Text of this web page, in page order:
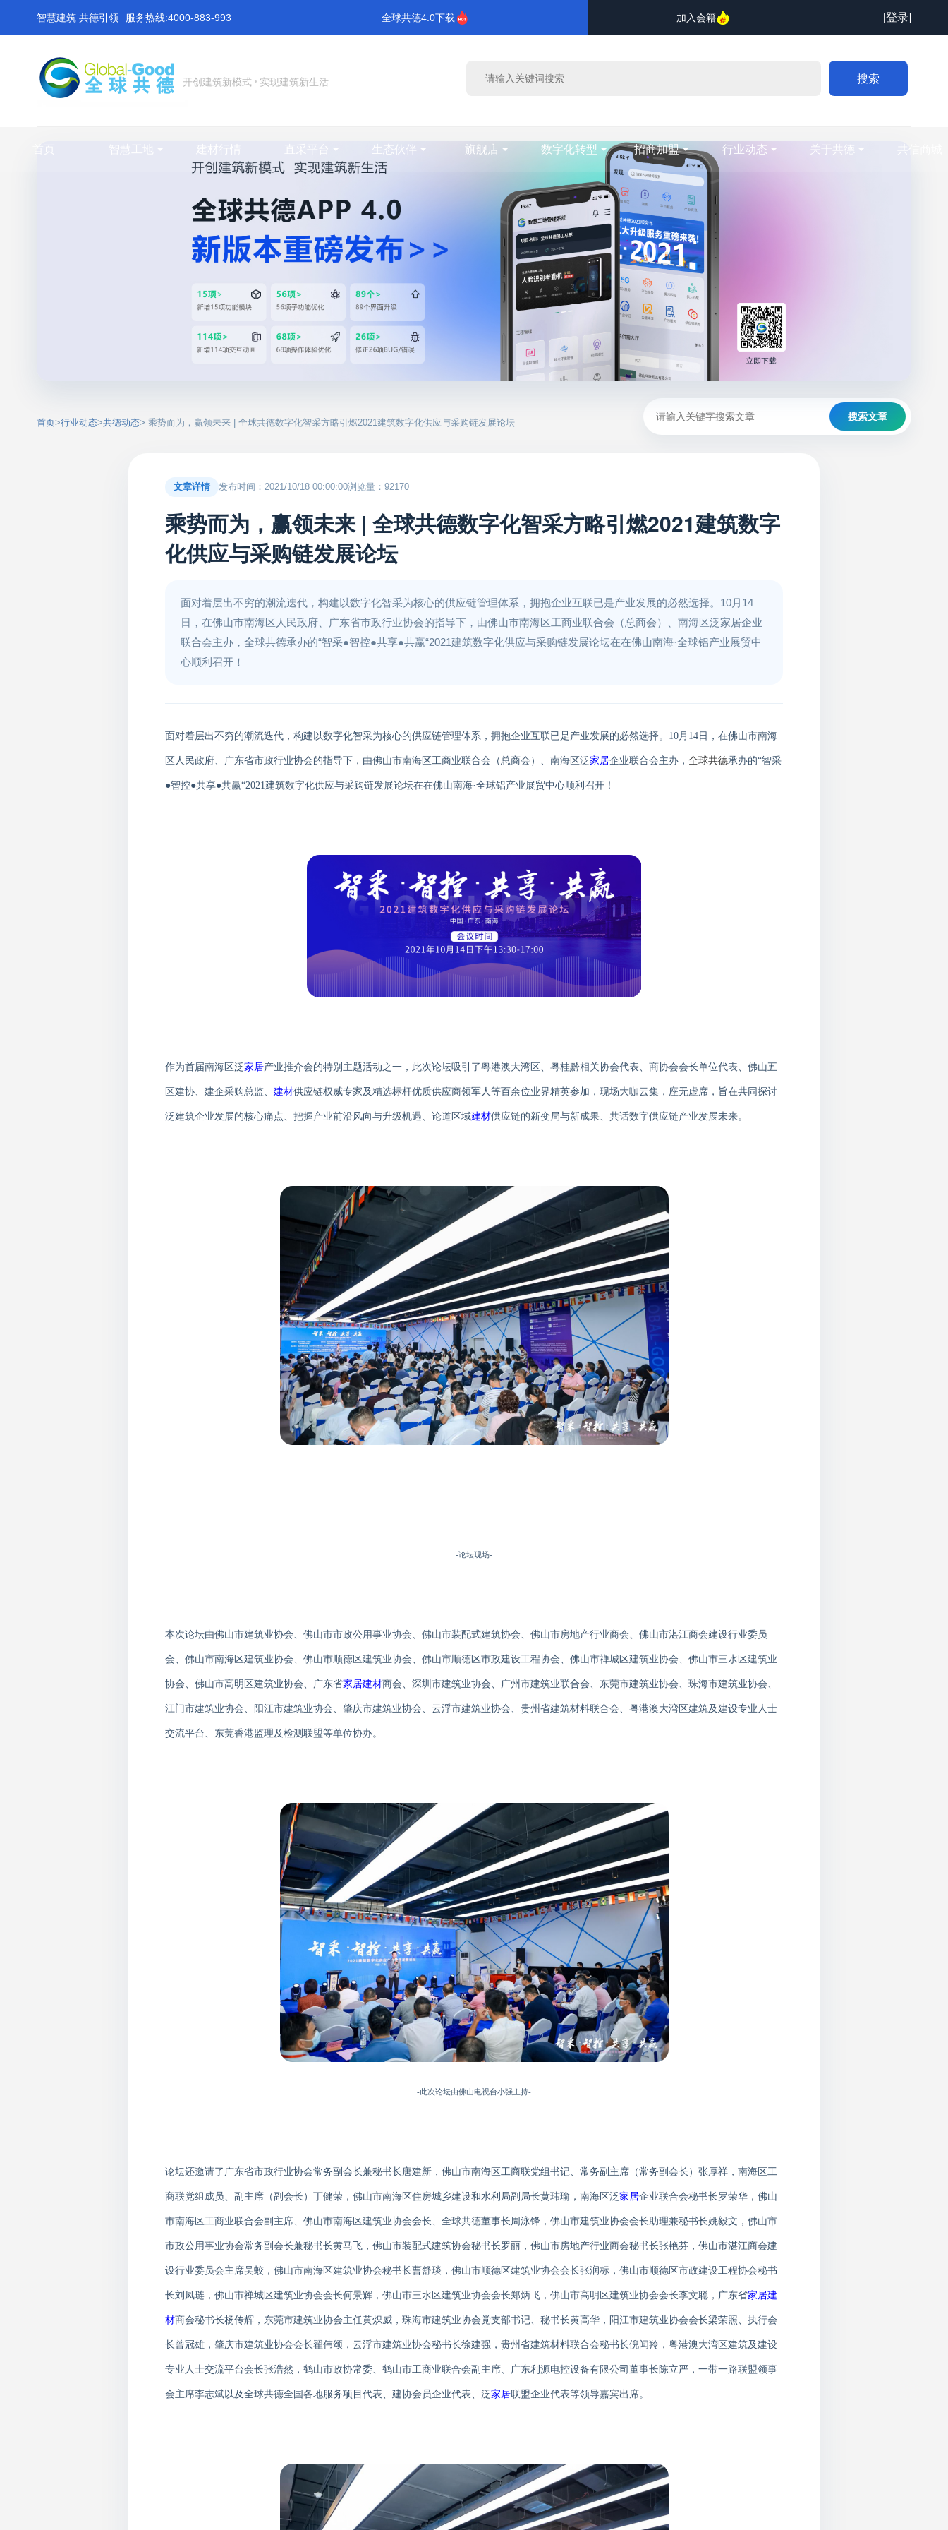
智慧建筑 共德引领 服务热线:4000-883-993 全球共德4.0下载 加入会籍 [登录]
开创建筑新模式 实现建筑新生活 搜索
首页 智慧工地 建材行情 直采平台 生态伙伴 旗舰店 数字化转型 招商加盟 行业动态 关于共德 共信商城
首页>行业动态>共德动态> 乘势而为，赢领未来 | 全球共德数字化智采方略引燃2021建筑数字化供应与采购链发展论坛
搜索文章
文章详情 发布时间：2021/10/18 00:00:00浏览量：92170
乘势而为，赢领未来 | 全球共德数字化智采方略引燃2021建筑数字
化供应与采购链发展论坛
面对着层出不穷的潮流迭代，构建以数字化智采为核心的供应链管理体系，拥抱企业互联已是产业发展的必然选择。10月14
日，在佛山市南海区人民政府、广东省市政行业协会的指导下，由佛山市南海区工商业联合会（总商会）、南海区泛家居企业
联合会主办，全球共德承办的“智采●智控●共享●共赢“2021建筑数字化供应与采购链发展论坛在在佛山南海·全球铝产业展贸中
心顺利召开！
面对着层出不穷的潮流迭代，构建以数字化智采为核心的供应链管理体系，拥抱企业互联已是产业发展的必然选择。 10月 14 日 ， 在佛山市南海
区人民政府、广东省市政行业协会的指导下，由佛山市南海区工商业联合会（总商会）、南海区泛家居企业联合会主办， 全球共德承办的“智采
●智控●共享●共赢“2021建筑数字化供应与采购链发展论坛在在佛山南海·全球铝产业展贸中心顺利召开 ！
作为首届南海区泛家居产业推介会的特别主题活动之一 ， 此次论坛吸引了粤港澳大湾区、粤桂黔相关协会代表、商协会会长单位代表、佛山五
区建协、建企采购总监、 建材供应链权威专家及精选标杆优质供应商领军人等百余位业界精英参加 ， 现场大咖云集，座无虚席， 旨在共同 探讨
泛建筑企业发展的核心痛点、 把握产业前沿风向与升级机遇、论道区域建材供应链的新变局与新成果、 共话数字供应链产业发展未来。
-论坛现场-
本次论坛由佛山市建筑业协会、佛山市市政公用事业协会、佛山市装配式建筑协会、佛山市房地产行业商会、佛山市湛江商会建设行业委员
会、佛山市南海区建筑业协会、佛山市顺德区建筑业协会、佛山市顺德区市政建设工程协会、佛山市禅城区建筑业协会、佛山市三水区建筑业
协会、佛山市高明区建筑业协会、广东省家居建材商会、深圳市建筑业协会、广州市建筑业联合会、东莞市建筑业协会、珠海市建筑业协会、
江门市建筑业协会、阳江市建筑业协会、肇庆市建筑业协会、云浮市建筑业协会、贵州省建筑材料联合会、粤港澳大湾区建筑及建设专业人士
交流平台、东莞香港监理及检测联盟等单位协办。
-此次论坛由佛山电视台小强主持-
论坛还邀请了广东省市政行业协会常务副会长兼秘书长唐建新，佛山市南海区工商联党组书记、常务副主席（常务副会长）张厚祥，南海区工
商联党组成员、副主席（副会长）丁健荣，佛山市南海区住房城乡建设和水利局副局长黄玮瑜，南海区泛家居企业联合会秘书长罗荣华，佛山
市南海区工商业联合会副主席、佛山市南海区建筑业协会会长、全球共德董事长周泳锋，佛山市建筑业协会会长助理兼秘书长姚毅文，佛山市
市政公用事业协会常务副会长兼秘书长黄马飞，佛山市装配式建筑协会秘书长罗丽，佛山市房地产行业商会秘书长张艳芬，佛山市湛江商会建
设行业委员会主席吴蛟，佛山市南海区建筑业协会秘书长曹舒琰，佛山市顺德区建筑业协会会长张润标，佛山市顺德区市政建设工程协会秘书
长刘凤琏，佛山市禅城区建筑业协会会长何景辉，佛山市三水区建筑业协会会长郑炳飞，佛山市高明区建筑业协会会长李文聪，广东省家居建
材商会秘书长杨传辉，东莞市建筑业协会主任黄炽威，珠海市建筑业协会党支部书记、秘书长黄高华，阳江市建筑业协会会长梁荣照、执行会
长曾冠雄，肇庆市建筑业协会会长翟伟颂，云浮市建筑业协会秘书长徐建强，贵州省建筑材料联合会秘书长倪闻羚，粤港澳大湾区建筑及建设
专业人士交流平台会长张浩然，鹤山市政协常委、鹤山市工商业联合会副主席、广东利源电控设备有限公司董事长陈立严，一带一路联盟领事
会主席李志斌以及全球共德全国各地服务项目代表、建协会员企业代表、泛家居联盟企业代表等领导嘉宾出席。